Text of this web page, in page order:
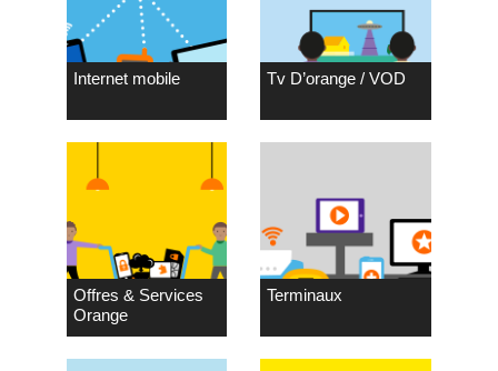
Internet mobile Tv D’orange / VOD
Offres & Services
Orange
Terminaux